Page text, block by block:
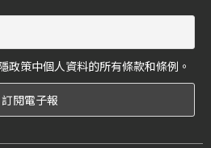
政策中個人資料的所有條款和條例。